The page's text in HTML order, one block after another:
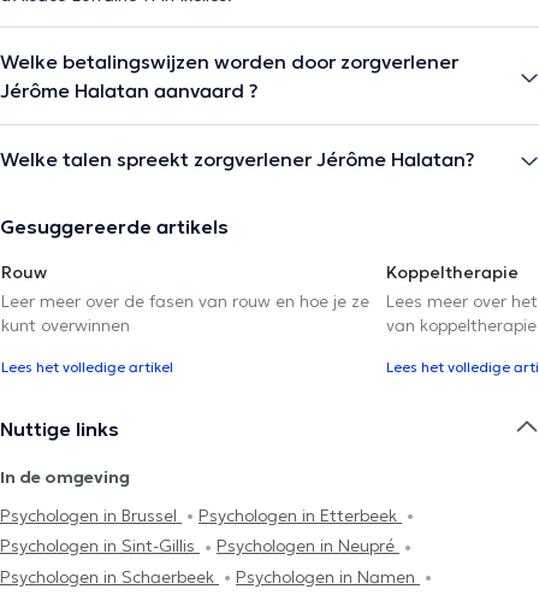
Welke betalingswijzen worden door zorgverlener
Jérôme Halatan aanvaard ?
Welke talen spreekt zorgverlener Jérôme Halatan?
Gesuggereerde artikels
Rouw
Leer meer over de fasen van rouw en hoe je ze
kunt overwinnen
Lees het volledige artikel
Koppeltherapie
Lees meer over
van koppeltherapie
Lees het volledige
Nuttige links
In de omgeving
Psychologen in Brussel
Psychologen in Etterbeek
Psychologen in Sint-Gillis
Psychologen in Neupré
Psychologen in Schaerbeek
Psychologen in Namen